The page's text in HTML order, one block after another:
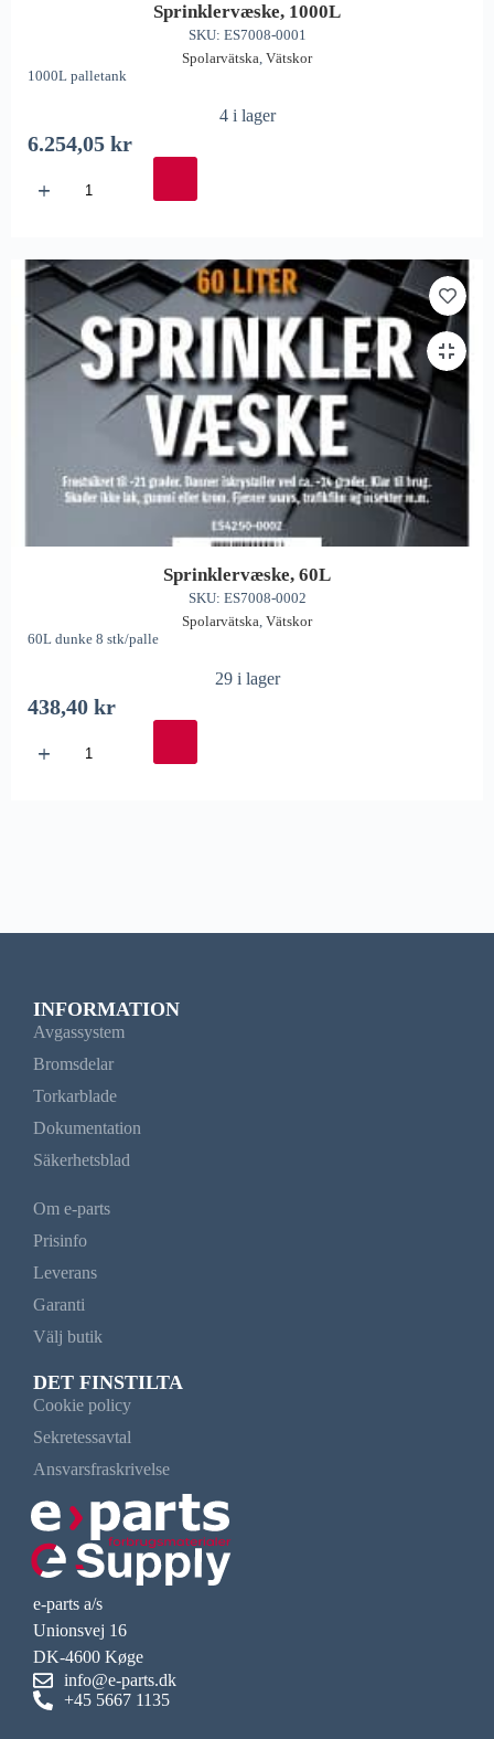
Sprinklervæske, 1000L
SKU: ES7008-0001
Spolarvätska, Vätskor
1000L palletank
4 i lager
6.254,05 kr
Sprinklervæske, 60L
SKU: ES7008-0002
Spolarvätska, Vätskor
60L dunke 8 stk/palle
29 i lager
438,40 kr
INFORMATION
Avgassystem
Bromsdelar
Torkarblade
Dokumentation
Säkerhetsblad
Om e-parts
Prisinfo
Leverans
Garanti
Välj butik
DET FINSTILTA
Cookie policy
Sekretessavtal
Ansvarsfraskrivelse
e-parts a/s
Unionsvej 16
DK-4600 Køge
info@e-parts.dk
+45 5667 1135